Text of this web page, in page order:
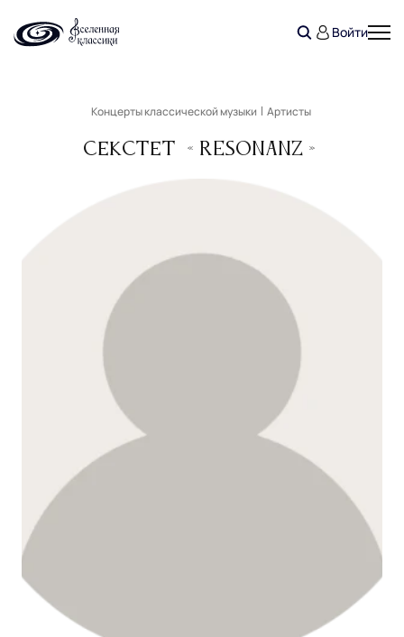
Войти
Концерты классической музыки Артисты
Секстет «Resonanz»